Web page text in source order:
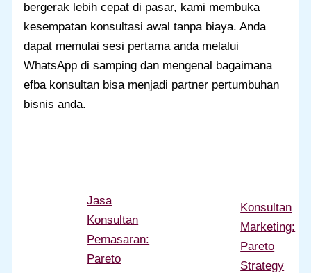
bergerak lebih cepat di pasar, kami membuka
kesempatan konsultasi awal tanpa biaya. Anda
dapat memulai sesi pertama anda melalui
WhatsApp di samping dan mengenal bagaimana
efba konsultan bisa menjadi partner pertumbuhan
bisnis anda.
Jasa
Konsultan
Pemasaran:
Pareto
Konsultan
Marketing:
Pareto
Strategy